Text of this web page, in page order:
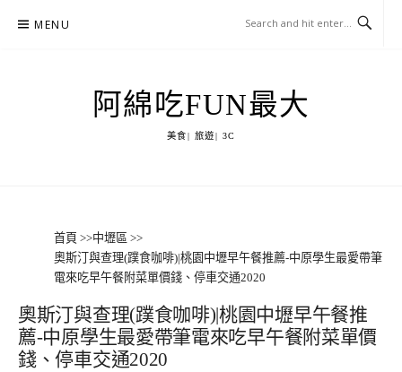
MENU
阿綿吃FUN最大
美食| 旅遊| 3C
首頁 >>中壢區 >>
奧斯汀與查理(蹼食咖啡)|桃園中壢早午餐推薦-中原學生最愛帶筆
電來吃早午餐附菜單價錢、停車交通2020
奧斯汀與查理(蹼食咖啡)|桃園中壢早午餐推
薦-中原學生最愛帶筆電來吃早午餐附菜單價
錢、停車交通2020